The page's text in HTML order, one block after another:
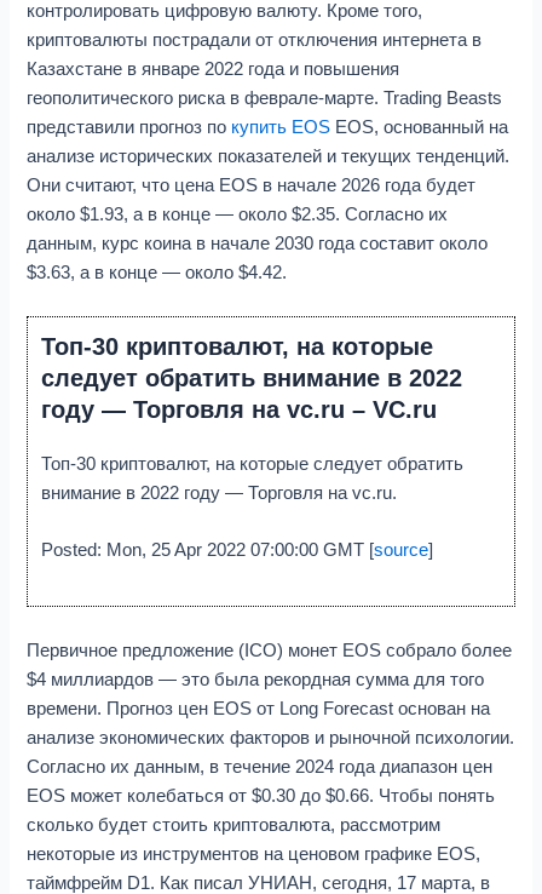
контролировать цифровую валюту. Кроме того,
криптовалюты пострадали от отключения интернета в
Казахстане в январе 2022 года и повышения
геополитического риска в феврале-марте. Trading Beasts
представили прогноз по купить EOS EOS, основанный на
анализе исторических показателей и текущих тенденций.
Они считают, что цена EOS в начале 2026 года будет
около $1.93, а в конце — около $2.35. Согласно их
данным, курс коина в начале 2030 года составит около
$3.63, а в конце — около $4.42.
Топ-30 криптовалют, на которые
следует обратить внимание в 2022
году — Торговля на vc.ru – VC.ru
Топ-30 криптовалют, на которые следует обратить
внимание в 2022 году — Торговля на vc.ru.
Posted: Mon, 25 Apr 2022 07:00:00 GMT [source]
Первичное предложение (ICO) монет EOS собрало более
$4 миллиардов — это была рекордная сумма для того
времени. Прогноз цен EOS от Long Forecast основан на
анализе экономических факторов и рыночной психологии.
Согласно их данным, в течение 2024 года диапазон цен
EOS может колебаться от $0.30 до $0.66. Чтобы понять
сколько будет стоить криптовалюта, рассмотрим
некоторые из инструментов на ценовом графике EOS,
таймфрейм D1. Как писал УНИАН, сегодня, 17 марта, в